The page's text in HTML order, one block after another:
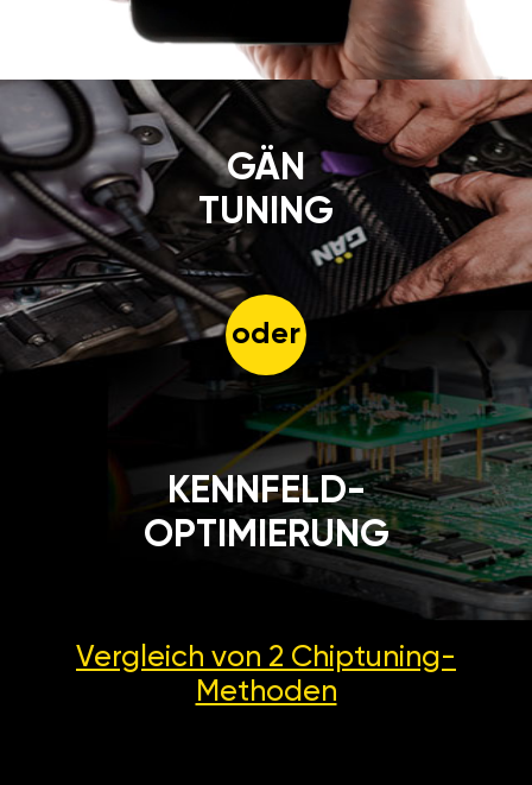
GÄN
TUNING
oder
KENNFELD-
OPTIMIERUNG
Vergleich von 2 Chiptuning-
Methoden